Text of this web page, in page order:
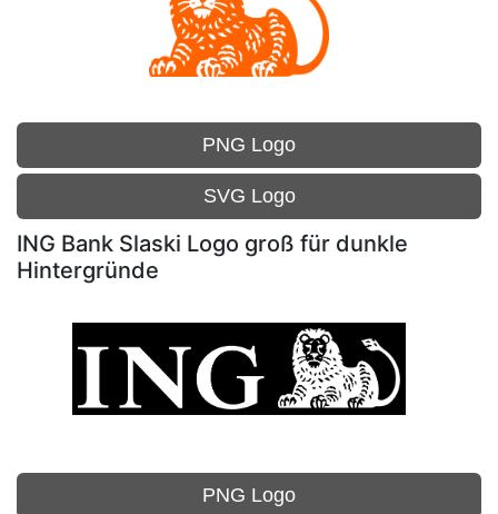
PNG Logo
SVG Logo
ING Bank Slaski Logo groß für dunkle
Hintergründe
PNG Logo